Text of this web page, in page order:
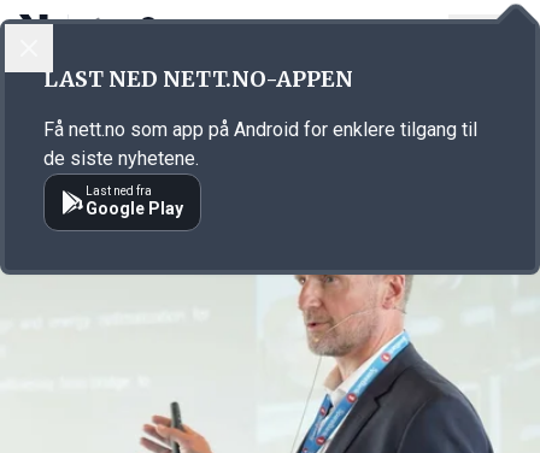
Annonsørinnhold
LAST NED NETT.NO-APPEN
Få nett.no som app på Android for enklere tilgang til
de siste nyhetene.
Last ned fra
Google Play